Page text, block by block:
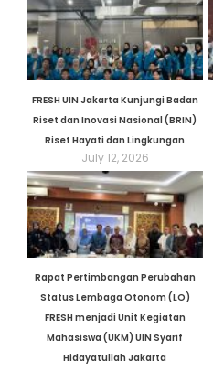
FRESH UIN Jakarta Kunjungi Badan
Riset dan Inovasi Nasional (BRIN)
Riset Hayati dan Lingkungan
July 12, 2026
Rapat Pertimbangan Perubahan
Status Lembaga Otonom (LO)
FRESH menjadi Unit Kegiatan
Mahasiswa (UKM) UIN Syarif
Hidayatullah Jakarta